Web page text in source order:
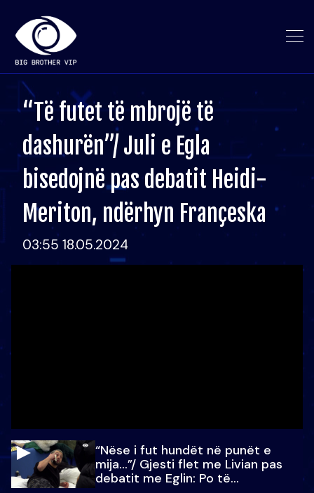
“Të futet të mbrojë të
dashurën”/ Juli e Egla
bisedojnë pas debatit Heidi-
Meriton, ndërhyn Françeska
03:55 18.05.2024
“Nëse i fut hundët në punët e
mija…”/ Gjesti flet me Livian pas
debatit me Eglin: Po të